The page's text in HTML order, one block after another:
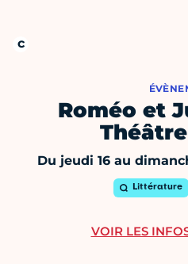
Roméo et
Du jeudi 16 au
Littérature
VOIR LES